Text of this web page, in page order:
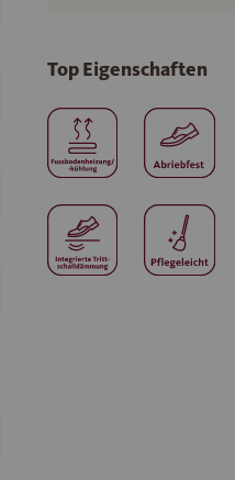
Top Eigenschaften